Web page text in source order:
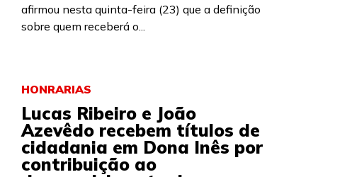
afirmou nesta quinta-feira (23) que a definição
sobre quem receberá o...
HONRARIAS
Lucas Ribeiro e João
Azevêdo recebem títulos de
cidadania em Dona Inês por
contribuição ao